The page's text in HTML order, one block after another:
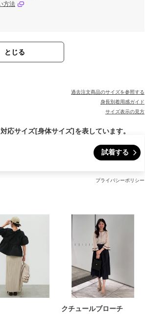
方法
とじる
過去注文商品のサイズを参照する
身長別着用感ガイド
サイズ表示の見方
サイズ[身体サイズ]を表しています。
試着する
プライバシーポリシー
クチュールブローチ